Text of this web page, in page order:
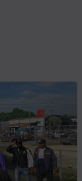
la situation